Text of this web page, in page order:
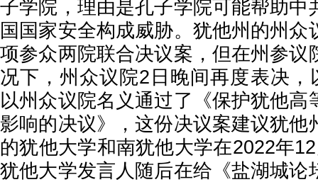
子学院，理由是孔子学院可能帮助中
国国家安全构成威胁。犹他州的州众
项参众两院联合决议案，但在州参议
况下，州众议院2日晚间再度表决，
以州众议院名义通过了《保护犹他高
影响的决议》，这份决议案建议犹他
的犹他大学和南犹他大学在2022年
犹他大学发言人随后在给《盐湖城论